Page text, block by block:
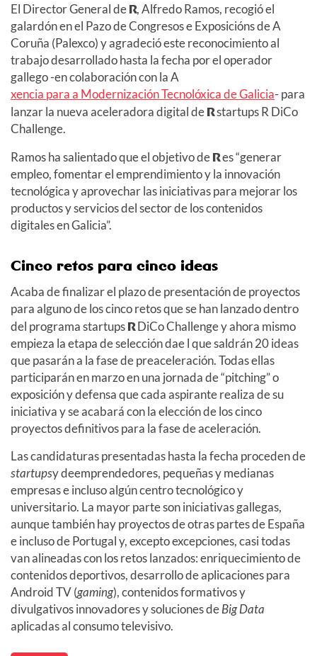
El Director General deR, Alfredo Ramos, recogió el
galardón en el Pazo de Congresos e Exposicións de A
Coruña (Palexco) y agradeció este reconocimiento al
trabajo desarrollado hasta la fecha por el operador
gallego -en colaboración con la A
xencia para a Modernización Tecnolóxica de Galicia- para
lanzar la nueva aceleradora digital deRstartups R DiCo
Challenge.
Ramos ha salientado que el objetivo deRes “generar
empleo, fomentar el emprendimiento y la innovación
tecnológica y aprovechar las iniciativas para mejorar los
productos y servicios del sector de los contenidos
digitales en Galicia”.
Cinco retos para cinco ideas
Acaba de finalizar el plazo de presentación de proyectos
para alguno de los cinco retos que se han lanzado dentro
del programa startupsRDiCo Challenge y ahora mismo
empieza la etapa de selección dae l que saldrán 20 ideas
que pasarán a la fase de preaceleración. Todas ellas
participarán en marzo en una jornada de “pitching” o
exposición y defensa que cada aspirante realiza de su
iniciativa y se acabará con la elección de los cinco
proyectos definitivos para la fase de aceleración.
Las candidaturas presentadas hasta la fecha proceden de
startupsy deemprendedores, pequeñas y medianas
empresas e incluso algún centro tecnológico y
universitario. La mayor parte son iniciativas gallegas,
aunque también hay proyectos de otras partes de España
e incluso de Portugal y, excepto excepciones, casi todas
van alineadas con los retos lanzados: enriquecimiento de
contenidos deportivos, desarrollo de aplicaciones para
Android TV (gaming), contenidos formativos y
divulgativos innovadores y soluciones deBig Data
aplicadas al consumo televisivo.